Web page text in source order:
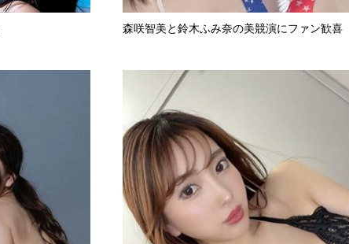
森咲智美と鈴木ふみ奈の美競演にファン歓喜